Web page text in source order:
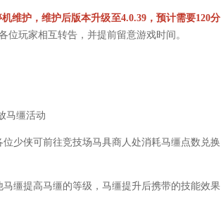
维护，维护后版本升级至4.0.39，预计需要120分
位玩家相互转告，并提前留意游戏时间。
马缰活动
少侠可前往竞技场马具商人处消耗马缰点数兑换
缰提高马缰的等级，马缰提升后携带的技能效果